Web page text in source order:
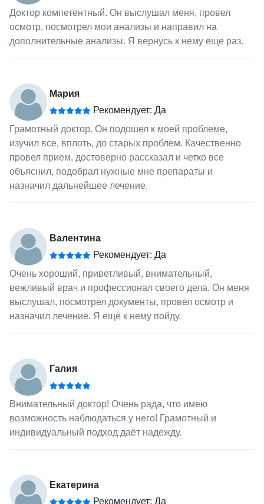
Доктор компетентный. Он выслушал меня, провел
осмотр, посмотрел мои анализы и направил на
дополнительные анализы. Я вернусь к нему еще раз.
Мария
Рекомендует: Да
Грамотный доктор. Он подошел к моей проблеме,
изучил все, вплоть, до старых проблем. Качественно
провел прием, достоверно рассказал и четко все
объяснил, подобрал нужные мне препараты и
назначил дальнейшее лечение.
Валентина
Рекомендует: Да
Очень хороший, приветливый, внимательный,
вежливый врач и профессионал своего дела. Он меня
выслушал, посмотрел документы, провел осмотр и
назначил лечение. Я ещё к нему пойду.
Галия
Внимательный доктор! Очень рада, что имею
возможность наблюдаться у него! Грамотный и
индивидуальный подход даёт надежду.
Екатерина
Рекомендует: Да